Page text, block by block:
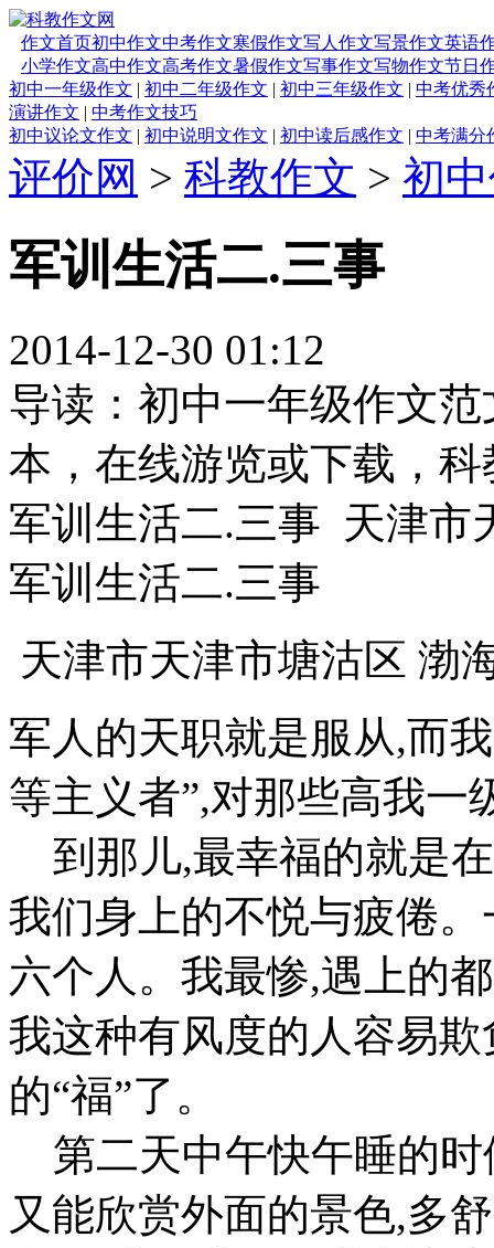
作文首页初中作文中考作文寒假作文写人作文写景作文英语
小学作文高中作文高考作文暑假作文写事作文写物作文节日
初中一年级作文 | 初中二年级作文 | 初中三年级作文 | 中考优秀
演讲作文 | 中考作文技巧
初中议论文作文 | 初中说明文作文 | 初中读后感作文 | 中考满分
评价网 > 科教作文 > 初
军训生活二.三事
2014-12-30 01:12
导读：初中一年级作文
本，在线游览或下载，
军训生活二.三事 天津市
军训生活二.三事
天津市天津市塘沽区 渤
军人的天职就是服从,而
等主义者”,对那些高我一
到那儿,最幸福的就是
我们身上的不悦与疲倦
六个人。我最惨,遇上的
我这种有风度的人容易
的“福”了。
第二天中午快午睡的时
又能欣赏外面的景色,多